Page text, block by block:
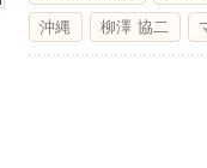
沖縄 柳澤 協二